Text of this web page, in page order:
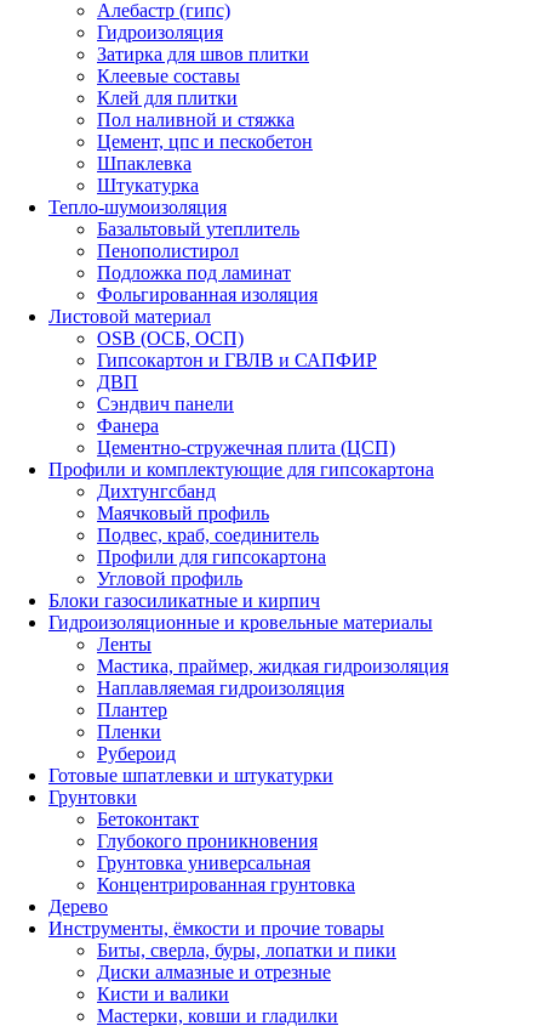
Алебастр (гипс)
Гидроизоляция
Затирка для швов плитки
Клеевые составы
Клей для плитки
Пол наливной и стяжка
Цемент, цпс и пескобетон
Шпаклевка
Штукатурка
Тепло-шумоизоляция
Базальтовый утеплитель
Пенополистирол
Подложка под ламинат
Фольгированная изоляция
Листовой материал
OSB (ОСБ, ОСП)
Гипсокартон и ГВЛВ и САПФИР
ДВП
Сэндвич панели
Фанера
Цементно-стружечная плита (ЦСП)
Профили и комплектующие для гипсокартона
Дихтунгсбанд
Маячковый профиль
Подвес, краб, соединитель
Профили для гипсокартона
Угловой профиль
Блоки газосиликатные и кирпич
Гидроизоляционные и кровельные материалы
Ленты
Мастика, праймер, жидкая гидроизоляция
Наплавляемая гидроизоляция
Плантер
Пленки
Рубероид
Готовые шпатлевки и штукатурки
Грунтовки
Бетоконтакт
Глубокого проникновения
Грунтовка универсальная
Концентрированная грунтовка
Дерево
Инструменты, ёмкости и прочие товары
Биты, сверла, буры, лопатки и пики
Диски алмазные и отрезные
Кисти и валики
Мастерки, ковши и гладилки